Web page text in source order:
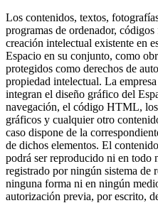
Los contenidos, textos,
programas de ordenador,
creación intelectual existente en
Espacio en su conjunto, como
protegidos como derechos de
propiedad intelectual. La
integran el diseño gráfico del
navegación, el código HTML,
gráficos y cualquier otro
caso dispone de la
de dichos elementos. El
podrá ser reproducido ni en todo
registrado por ningún sistema de
ninguna forma ni en ningún
autorización previa, por escrito,